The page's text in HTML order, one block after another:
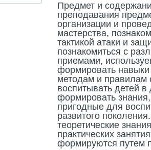
Предмет и
преподавания
организации и
мастерства,
тактикой атаки и
познакомиться с
приемами,
формировать навыки
методам и правилам
воспитывать детей в
формировать
пригодные для
развитого
теоретические
практических
формируются путем